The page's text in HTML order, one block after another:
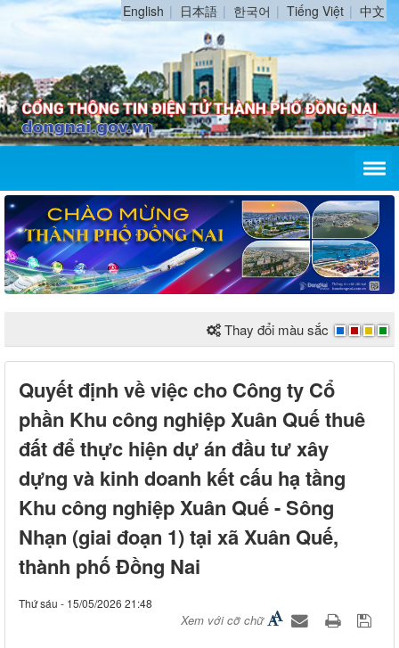
English 日本語 한국어 Tiếng Việt 中文
Thay đổi màu sắc
Quyết định về việc cho Công ty Cổ
phần Khu công nghiệp Xuân Quế thuê
đất để thực hiện dự án đầu tư xây
dựng và kinh doanh kết cấu hạ tầng
Khu công nghiệp Xuân Quế - Sông
Nhạn (giai đoạn 1) tại xã Xuân Quế,
thành phố Đồng Nai
Thứ sáu - 15/05/2026 21:48
Xem với cỡ chữ